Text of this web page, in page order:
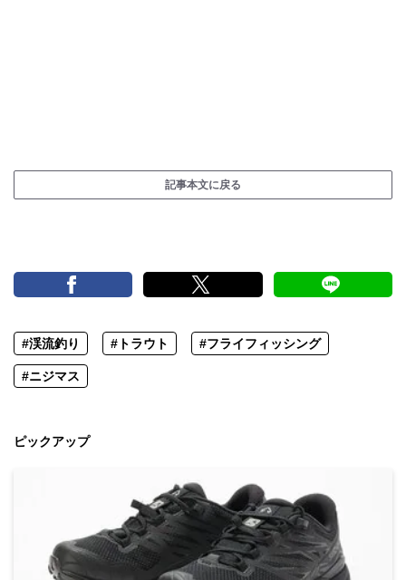
記事本文に戻る
#渓流釣り #トラウト #フライフィッシング
#ニジマス
ピックアップ